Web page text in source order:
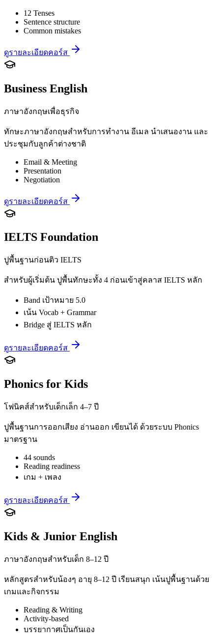
12 Tenses
Sentence structure
Common mistakes
ดูรายละเอียดคอร์ส
Business English
ภาษาอังกฤษเพื่อธุรกิจ
ทักษะภาษาอังกฤษสำหรับการทำงาน อีเมล นำเสนองาน และ
ประชุมกับลูกค้าต่างชาติ
Email & Meeting
Presentation
Negotiation
ดูรายละเอียดคอร์ส
IELTS Foundation
ปูพื้นฐานก่อนติว IELTS
สำหรับผู้เริ่มต้น ปูพื้นทักษะทั้ง 4 ก่อนเข้าสู่คลาส IELTS หลัก
Band เป้าหมาย 5.0
เน้น Vocab + Grammar
Bridge สู่ IELTS หลัก
ดูรายละเอียดคอร์ส
Phonics for Kids
โฟนิคส์สำหรับเด็กเล็ก 4–7 ปี
ปูพื้นฐานการออกเสียง อ่านออก เขียนได้ ด้วยระบบ Phonics
มาตรฐาน
44 sounds
Reading readiness
เกม + เพลง
ดูรายละเอียดคอร์ส
Kids & Junior English
ภาษาอังกฤษสำหรับเด็ก 8–12 ปี
หลักสูตรสำหรับน้องๆ อายุ 8–12 ปี เรียนสนุก เน้นปูพื้นฐานด้วย
เกมและกิจกรรม
Reading & Writing
Activity-based
บรรยากาศเป็นกันเอง